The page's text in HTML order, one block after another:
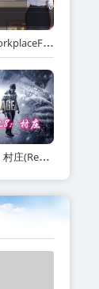
职场幻想WorkplaceFantasy中文网盘下载
生化危机8：村庄(ResidentEvilVillage)内含修改器+DLC+通关存档+原画集百度网盘/